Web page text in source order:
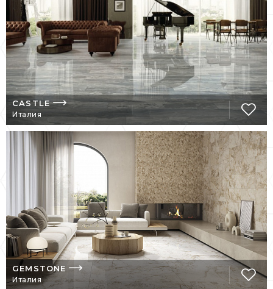
Италии, и входят в финансовую компанию
Dafin, которой владеет семья
аристократов Дагостино.
Керамическая плитка la
fabbrica
La Fabbrica ведет исследования в области
создания новых технологий, материалов,
повышения эстетических качеств и
технических стандартов продукции.
Весь технологический процесс подчинен
строжайшим экологическим нормам.
В коллекциях этого производителя
воплощены практически все современные
тенденции дизайна керамических
поверхностей. Здесь – и имитация
натурального камня, и застывшей
вулканической лавы, и теплые пастельные
тона, и блеск платины, серебра и бронзы, и
инкрустации драгоценными и
CASTLE
Италия
GEMSTONE
Италия